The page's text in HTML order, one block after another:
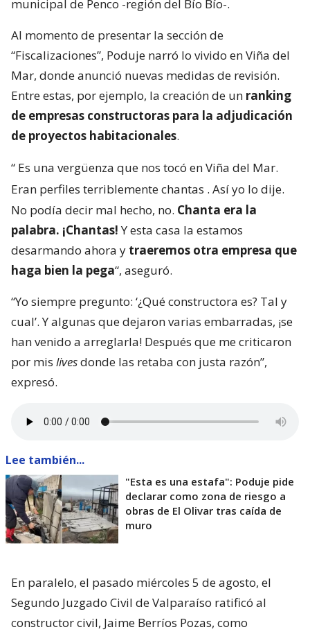
municipal de Penco -región del Bío Bío-.
Al momento de presentar la sección de
“Fiscalizaciones”, Poduje narró lo vivido en Viña del
Mar, donde anunció nuevas medidas de revisión.
Entre estas, por ejemplo, la creación de un ranking
de empresas constructoras para la adjudicación
de proyectos habitacionales.
“ Es una vergüenza que nos tocó en Viña del Mar.
Eran perfiles terriblemente chantas . Así yo lo dije.
No podía decir mal hecho, no. Chanta era la
palabra. ¡Chantas!Y esta casa la estamos
desarmando ahora y traeremos otra empresa que
haga bien la pega“, aseguró.
“Yo siempre pregunto: ‘¿Qué constructora es? Tal y
cual’. Y algunas que dejaron varias embarradas, ¡se
han venido a arreglarla! Después que me criticaron
por mis livesdonde las retaba con justa razón”,
expresó.
Lee también...
"Esta es una estafa": Poduje pide
declarar como zona de riesgo a
obras de El Olivar tras caída de
muro
En paralelo, el pasado miércoles 5 de agosto, el
Segundo Juzgado Civil de Valparaíso ratificó al
constructor civil, Jaime Berríos Pozas, como